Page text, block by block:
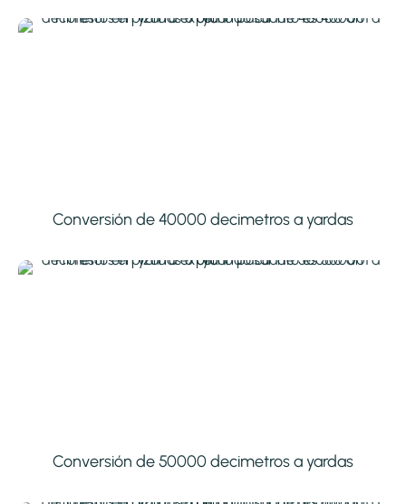
Conversión de 40000 decimetros a yardas
Conversión de 50000 decimetros a yardas